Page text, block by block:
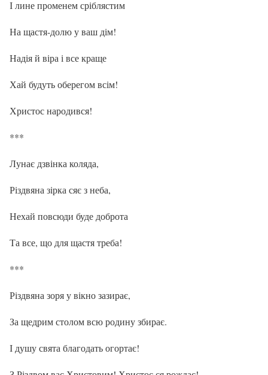
І лине променем сріблястим
На щастя-долю у ваш дім!
Надія й віра і все краще
Хай будуть оберегом всім!
Христос народився!
***
Лунає дзвінка коляда,
Різдвяна зірка сяє з неба,
Нехай повсюди буде доброта
Та все, що для щастя треба!
***
Різдвяна зоря у вікно зазирає,
За щедрим столом всю родину збирає.
І душу свята благодать огортає!